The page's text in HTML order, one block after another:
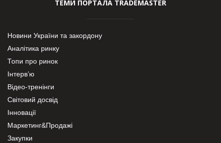
ТЕМИ ПОРТАЛА TRADEMASTER
Новини України та закордону
Аналітика ринку
Топи про ринок
Інтерв’ю
Відео-тренінги
Світовий досвід
Інновації
Маркетинг&Продажі
Закупки